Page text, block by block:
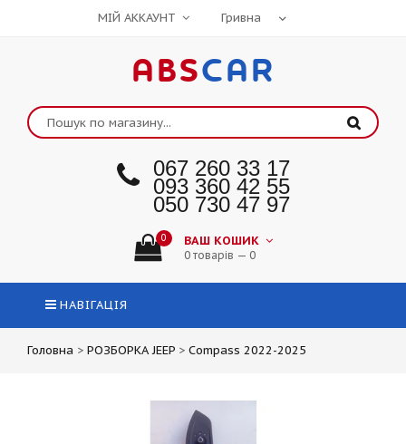
МІЙ АККАУНТ
ABSCAR
067 260 33 17
093 360 42 55
050 730 47 97
0 ВАШ КОШИК
0 товарів — 0
НАВІГАЦІЯ
Головна > РОЗБОРКА JEEP > Compass 2022-2025